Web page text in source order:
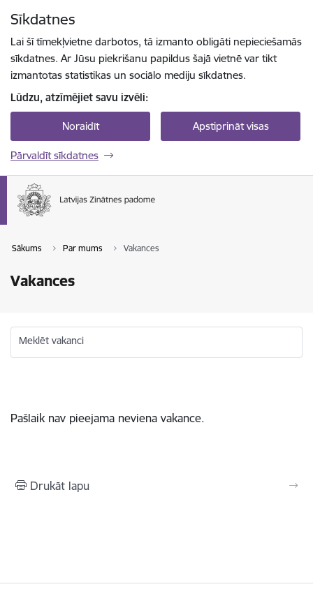
Sīkdatnes
Lai šī tīmekļvietne darbotos, tā izmanto obligāti nepieciešamās
sīkdatnes. Ar Jūsu piekrišanu papildus šajā vietnē var tikt
izmantotas statistikas un sociālo mediju sīkdatnes.
Lūdzu, atzīmējiet savu izvēli:
Noraidīt Apstiprināt visas
Pārvaldīt sīkdatnes
Sākums Par mums Vakances
Vakances
Meklēt vakanci
Pašlaik nav pieejama neviena vakance.
Drukāt lapu